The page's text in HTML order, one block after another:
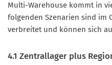
Multi-Warehouse kommt in
folgenden Szenarien sind im
verbreitet und können sich
4.1 Zentrallager plus